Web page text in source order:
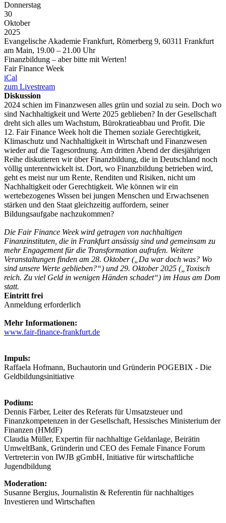
Donnerstag
30
Oktober
2025
Evangelische Akademie Frankfurt, Römerberg 9, 60311 Frankfurt
am Main, 19.00 – 21.00 Uhr
Finanzbildung – aber bitte mit Werten!
Fair Finance Week
iCal
zum Livestream
Diskussion
2024 schien im Finanzwesen alles grün und sozial zu sein. Doch wo
sind Nachhaltigkeit und Werte 2025 geblieben? In der Gesellschaft
dreht sich alles um Wachstum, Bürokratieabbau und Profit. Die
12. Fair Finance Week holt die Themen soziale Gerechtigkeit,
Klimaschutz und Nachhaltigkeit in Wirtschaft und Finanzwesen
wieder auf die Tagesordnung. Am dritten Abend der diesjährigen
Reihe diskutieren wir über Finanzbildung, die in Deutschland noch
völlig unterentwickelt ist. Dort, wo Finanzbildung betrieben wird,
geht es meist nur um Rente, Renditen und Risiken, nicht um
Nachhaltigkeit oder Gerechtigkeit. Wie können wir ein
wertebezogenes Wissen bei jungen Menschen und Erwachsenen
stärken und den Staat gleichzeitig auffordern, seiner
Bildungsaufgabe nachzukommen?
Die Fair Finance Week wird getragen von nachhaltigen
Finanzinstituten, die in Frankfurt ansässig sind und gemeinsam zu
mehr Engagement für die Transformation aufrufen. Weitere
Veranstaltungen finden am 28. Oktober („Da war doch was? Wo
sind unsere Werte geblieben?“) und 29. Oktober 2025 („Toxisch
reich. Zu viel Geld in wenigen Händen schadet“) im Haus am Dom
statt.
Eintritt frei
Anmeldung erforderlich
Mehr Informationen:
www.fair-finance-frankfurt.de
Impuls:
Raffaela Hofmann, Buchautorin und Gründerin POGEBIX - Die
Geldbildungsinitiative
Podium:
Dennis Färber, Leiter des Referats für Umsatzsteuer und
Finanzkompetenzen in der Gesellschaft, Hessisches Ministerium der
Finanzen (HMdF)
Claudia Müller, Expertin für nachhaltige Geldanlage, Beirätin
UmweltBank, Gründerin und CEO des Female Finance Forum
Vertreter:in von IWJB gGmbH, Initiative für wirtschaftliche
Jugendbildung
Moderation:
Susanne Bergius, Journalistin & Referentin für nachhaltiges
Investieren und Wirtschaften